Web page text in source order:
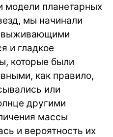
модели планетарных
мы начинали
выживающими
и гладкое
которые были
как правило,
или
другими
массы
и вероятность их